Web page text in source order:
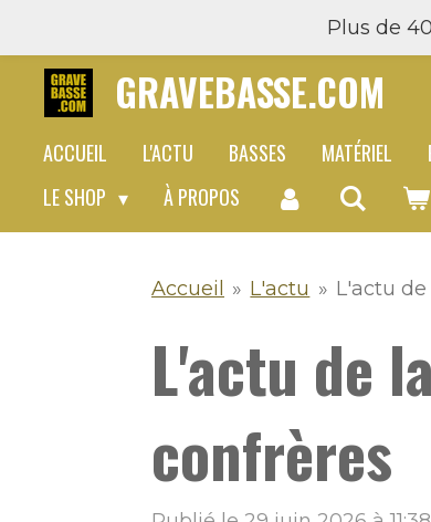
contenu
Plus de
GRAVEBASSE.COM
ACCUEIL L'ACTU BASSES MATÉRIEL
LE SHOP
À PROPOS
Accueil » L'actu » L'actu
L'actu de
confrères